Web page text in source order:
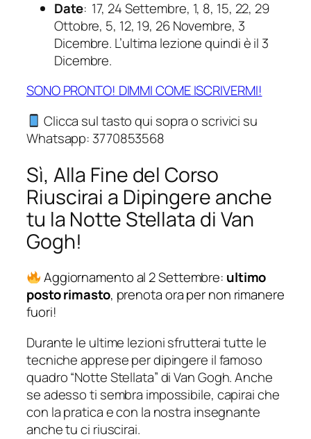
Date: 17, 24 Settembre, 1, 8, 15, 22, 29
Ottobre, 5, 12, 19, 26 Novembre, 3
Dicembre. L’ultima lezione quindi è il 3
Dicembre.
SONO PRONTO! DIMMI COME ISCRIVERMI!
Clicca sul tasto qui sopra o scrivici su
Whatsapp: 3770853568
Sì, Alla Fine del Corso
Riuscirai a Dipingere anche
tu la Notte Stellata di Van
Gogh!
Aggiornamento al 2 Settembre: ultimo
posto rimasto, prenota ora per non rimanere
fuori!
Durante le ultime lezioni sfrutterai tutte le
tecniche apprese per dipingere il famoso
quadro “Notte Stellata” di Van Gogh. Anche
se adesso ti sembra impossibile, capirai che
con la pratica e con la nostra insegnante
anche tu ci riuscirai.